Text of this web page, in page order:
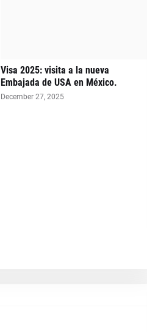
Visa 2025: visita a la nueva
Embajada de USA en México.
December 27, 2025